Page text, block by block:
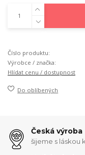
Číslo produktu:
Výrobce / značka:
Hlídat cenu / dostupnost
Do oblíbených
Česká výroba
šijeme s láskou